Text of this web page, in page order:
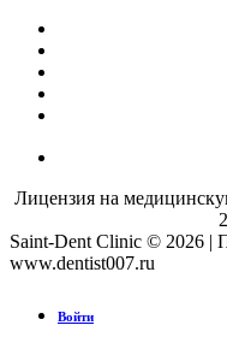
Лицензия на
Saint-Dent Clinic © 2026 |
www.dentist007.ru
Войти